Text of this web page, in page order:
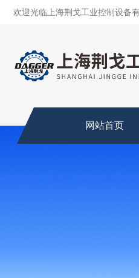
欢迎光临上海荆戈工业控制设备
网站首页